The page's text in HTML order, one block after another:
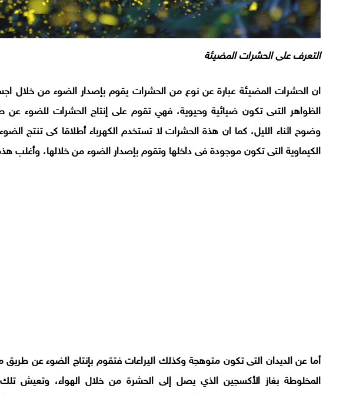
التعرف على الحشرات المضيئة
ان الحشرات المضيئة عبارة عن نوع من الحشرات يقوم بإصدار الضوء من خلال
الظواهر التىى تكون ضيائية وحيوية، فهي تقوم على إنتاج الحشرات للضوء
وضوح اثناء الليل، كما ان هذة الحشرات لا تستخدم الكهرباء أطلاقا كى تنتج
الكيماوية التى تكون موجودة فى داخلها وتقوم بإصدار الضوء من خلالها، وأغلب
أما عن الديدان التى تكون متوهجة وكذلك اليراعات فتقوم بإنتاج الضوء عن طريق
المخلوطة بغاز الأكسجين الذي يصل إلى الحشرة من خلال الهواء، وتعيش